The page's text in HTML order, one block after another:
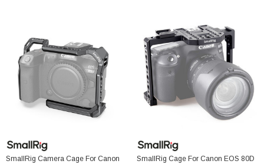
SmallRig Camera Cage For Canon
SmallRig Cage For Canon EOS 80D